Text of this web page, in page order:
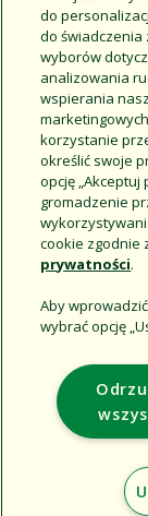
Save Trees
Irrigation Is
Salve los
deje de regar el
Copyright ©
do
do świadczenia
wyborów
analizowania
wspierania
korzystanie
określić swoje
opcję „Akceptuj
gromadzenie
cookie zgodnie
prywatności.
Aby
wybrać opcję